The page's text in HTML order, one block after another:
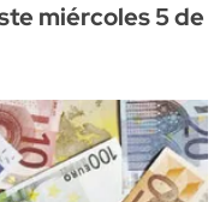
miércoles 5 de